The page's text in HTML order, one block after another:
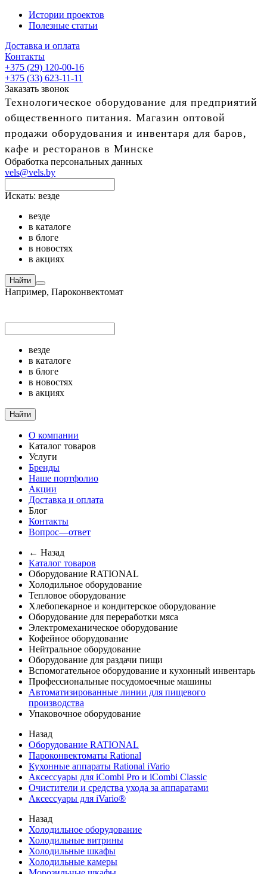
Истории проектов
Полезные статьи
Доставка и оплата
Контакты
+375 (29) 120-00-16
+375 (33) 623-11-11
Заказать звонок
Технологическое оборудование для предприятий
общественного питания. Магазин оптовой
продажи оборудования и инвентаря для баров,
кафе и ресторанов в Минске
Обработка персональных данных
vels@vels.by
Искать: везде
везде
в каталоге
в блоге
в новостях
в акциях
Найти
Например, Пароконвектомат
везде
в каталоге
в блоге
в новостях
в акциях
Найти
О компании
Каталог товаров
Услуги
Бренды
Наше портфолио
Акции
Доставка и оплата
Блог
Контакты
Вопрос—ответ
← Назад
Каталог товаров
Оборудование RATIONAL
Холодильное оборудование
Тепловое оборудование
Хлебопекарное и кондитерское оборудование
Оборудование для переработки мяса
Электромеханическое оборудование
Кофейное оборудование
Нейтральное оборудование
Оборудование для раздачи пищи
Вспомогательное оборудование и кухонный инвентарь
Профессиональные посудомоечные машины
Автоматизированные линии для пищевого
производства
Упаковочное оборудование
Назад
Оборудование RATIONAL
Пароконвектоматы Rational
Кухонные аппараты Rational iVario
Аксессуары для iCombi Pro и iCombi Classic
Очистители и средства ухода за аппаратами
Аксессуары для iVario®
Назад
Холодильное оборудование
Холодильные витрины
Холодильные шкафы
Холодильные камеры